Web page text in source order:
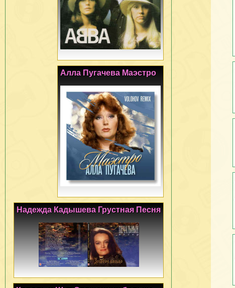
Алла Пугачева Маэстро
Надежда Кадышева Грустная Песня